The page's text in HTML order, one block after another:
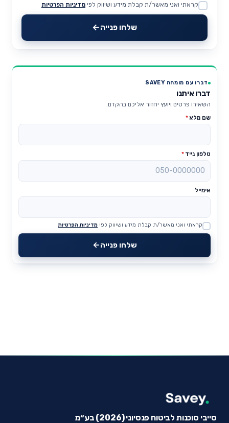
Website
קראתי ואני מאשר/ת קבלת מידע ושיווק לפי מדיניות הפרטיות
שלחו פנייה
דברו עם מומחה SAVEY
דברו איתנו
השאירו פרטים ויועץ יחזור אליכם בהקדם.
שם מלא*
טלפון נייד *
אימייל
Website
קראתי ואני מאשר/ת קבלת מידע ושיווק לפי מדיניות הפרטיות
שלחו פנייה
סייבי סוכנות לביטוח פנסיוני (2026) בע״מ